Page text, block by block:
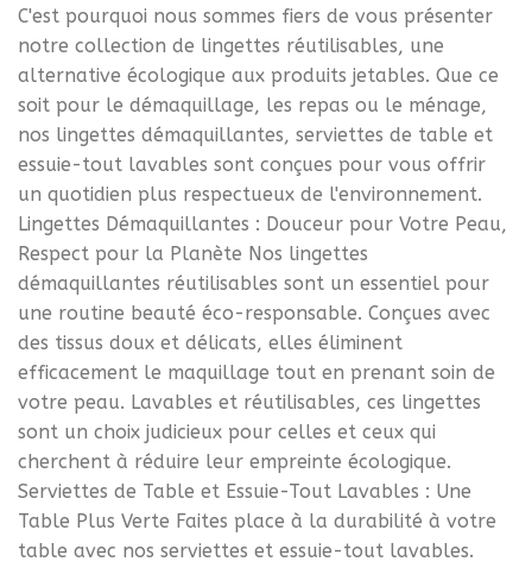
C'est pourquoi nous sommes fiers de vous présenter
notre collection de lingettes réutilisables, une
alternative écologique aux produits jetables. Que ce
soit pour le démaquillage, les repas ou le ménage,
nos lingettes démaquillantes, serviettes de table et
essuie-tout lavables sont conçues pour vous offrir
un quotidien plus respectueux de l'environnement.
Lingettes Démaquillantes : Douceur pour Votre Peau,
Respect pour la Planète Nos lingettes
démaquillantes réutilisables sont un essentiel pour
une routine beauté éco-responsable. Conçues avec
des tissus doux et délicats, elles éliminent
efficacement le maquillage tout en prenant soin de
votre peau. Lavables et réutilisables, ces lingettes
sont un choix judicieux pour celles et ceux qui
cherchent à réduire leur empreinte écologique.
Serviettes de Table et Essuie-Tout Lavables : Une
Table Plus Verte Faites place à la durabilité à votre
table avec nos serviettes et essuie-tout lavables.